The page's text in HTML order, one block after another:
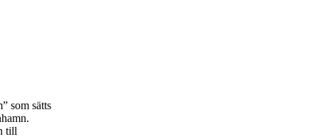
som sätts
till